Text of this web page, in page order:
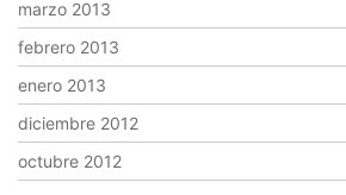
marzo 2013
febrero 2013
enero 2013
diciembre 2012
octubre 2012